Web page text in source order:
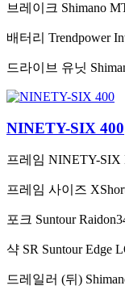
브레이크 Shimano
배터리 Trendpower
드라이브 유닛
NINETY-SIX 400
프레임 NINETY-SIX
프레임 사이즈
포크 Suntour
샥 SR Suntour Edge
드레일러 (뒤)